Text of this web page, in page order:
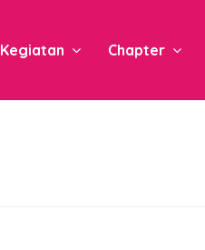
Kegiatan Chapter